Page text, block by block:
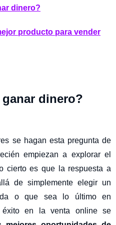
dinero?
producto para vender
dinero?
se hagan esta pregunta de
empiezan a explorar el
cierto es que la respuesta a
de simplemente elegir un
o que sea lo último en
éxito en la venta online se